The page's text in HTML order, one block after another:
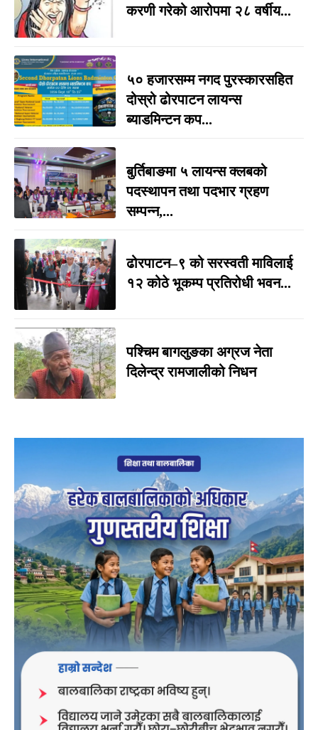
करणी गरेको आरोपमा २८ वर्षीय...
५० हजारसम्म नगद पुरस्कारसहित
दोस्रो ढोरपाटन लायन्स
ब्याडमिन्टन कप...
बुर्तिबाङमा ५ लायन्स क्लबको
पदस्थापन तथा पदभार ग्रहण
सम्पन्न,...
ढोरपाटन–९ को सरस्वती माविलाई
१२ कोठे भूकम्प प्रतिरोधी भवन...
पश्चिम बागलुङका अग्रज नेता
दिलेन्द्र रामजालीको निधन